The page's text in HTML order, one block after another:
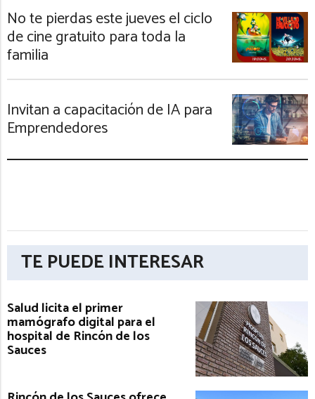
No te pierdas este jueves el ciclo
de cine gratuito para toda la
familia
Invitan a capacitación de IA para
Emprendedores
TE PUEDE INTERESAR
Salud licita el primer
mamógrafo digital para el
hospital de Rincón de los
Sauces